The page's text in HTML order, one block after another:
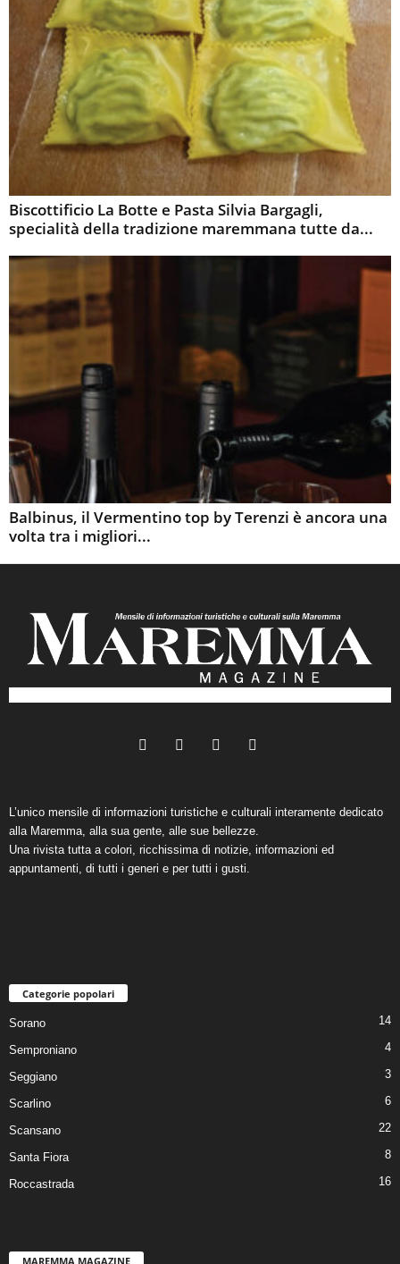
Biscottificio La Botte e Pasta Silvia Bargagli,
specialità della tradizione maremmana tutte da...
Balbinus, il Vermentino top by Terenzi è ancora una
volta tra i migliori...
L’unico mensile di informazioni turistiche e culturali interamente dedicato
alla Maremma, alla sua gente, alle sue bellezze.
Una rivista tutta a colori, ricchissima di notizie, informazioni ed
appuntamenti, di tutti i generi e per tutti i gusti.
Categorie popolari
Sorano 14
Semproniano 4
Seggiano 3
Scarlino 6
Scansano 22
Santa Fiora 8
Roccastrada 16
MAREMMA MAGAZINE